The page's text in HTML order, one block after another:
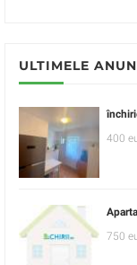
ULTIMELE
400
750